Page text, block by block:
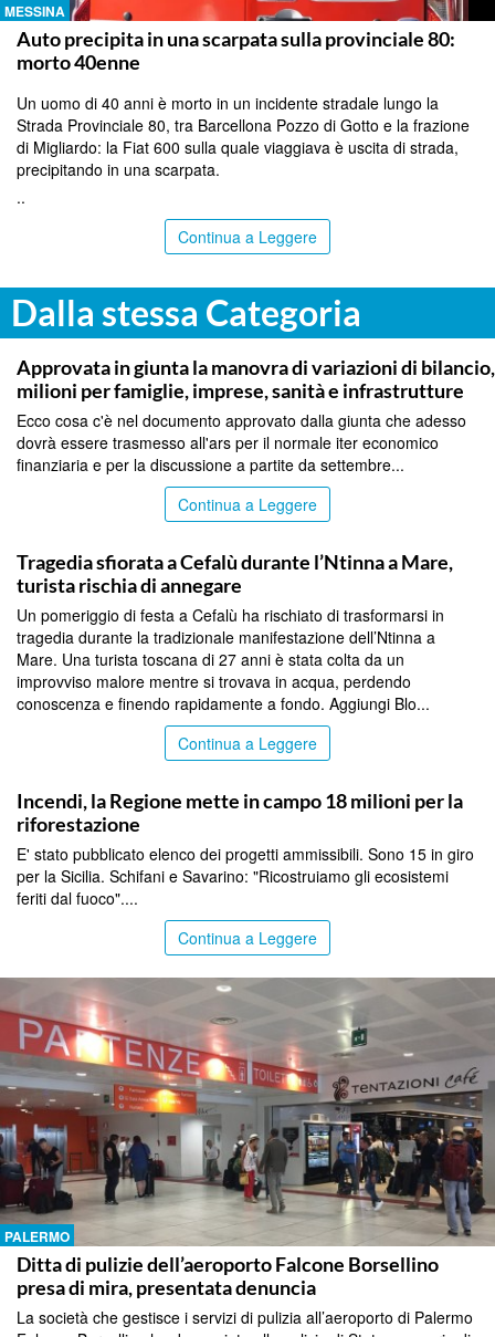
MESSINA
Auto precipita in una scarpata sulla provinciale 80:
morto 40enne
Un uomo di 40 anni è morto in un incidente stradale lungo la
Strada Provinciale 80, tra Barcellona Pozzo di Gotto e la frazione
di Migliardo: la Fiat 600 sulla quale viaggiava è uscita di strada,
precipitando in una scarpata.
..
Continua a Leggere
Dalla stessa Categoria
PALERMO
Approvata in giunta la manovra di variazioni di
milioni per famiglie, imprese, sanità e infrastrutture
Ecco cosa c'è nel documento approvato dalla giunta che adesso
dovrà essere trasmesso all'ars per il normale iter economico
finanziaria e per la discussione a partite da settembre...
Continua a Leggere
Tragedia sfiorata a Cefalù durante l’Ntinna a Mare,
turista rischia di annegare
Un pomeriggio di festa a Cefalù ha rischiato di trasformarsi in
tragedia durante la tradizionale manifestazione dell’Ntinna a
Mare. Una turista toscana di 27 anni è stata colta da un
improvviso malore mentre si trovava in acqua, perdendo
conoscenza e finendo rapidamente a fondo. Aggiungi Blo...
Continua a Leggere
Incendi, la Regione mette in campo 18 milioni per la
riforestazione
E' stato pubblicato elenco dei progetti ammissibili. Sono 15 in giro
per la Sicilia. Schifani e Savarino: "Ricostruiamo gli ecosistemi
feriti dal fuoco"....
Continua a Leggere
PALERMO
Ditta di pulizie dell’aeroporto Falcone Borsellino
presa di mira, presentata denuncia
La società che gestisce i servizi di pulizia all’aeroporto di Palermo